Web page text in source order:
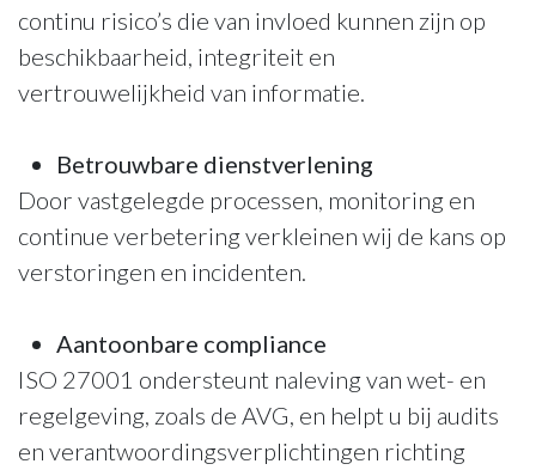
continu risico’s die van invloed kunnen zijn op
beschikbaarheid, integriteit en
vertrouwelijkheid van informatie.
Betrouwbare dienstverlening
Door vastgelegde processen, monitoring en
continue verbetering verkleinen wij de kans op
verstoringen en incidenten.
Aantoonbare compliance
ISO 27001 ondersteunt naleving van wet- en
regelgeving, zoals de AVG, en helpt u bij audits
en verantwoordingsverplichtingen richting